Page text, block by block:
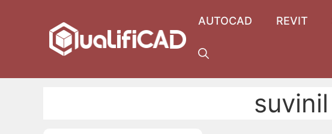
AUTOCAD REVIT
suvinil